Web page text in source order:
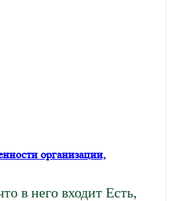
организации,
в него входит Есть,